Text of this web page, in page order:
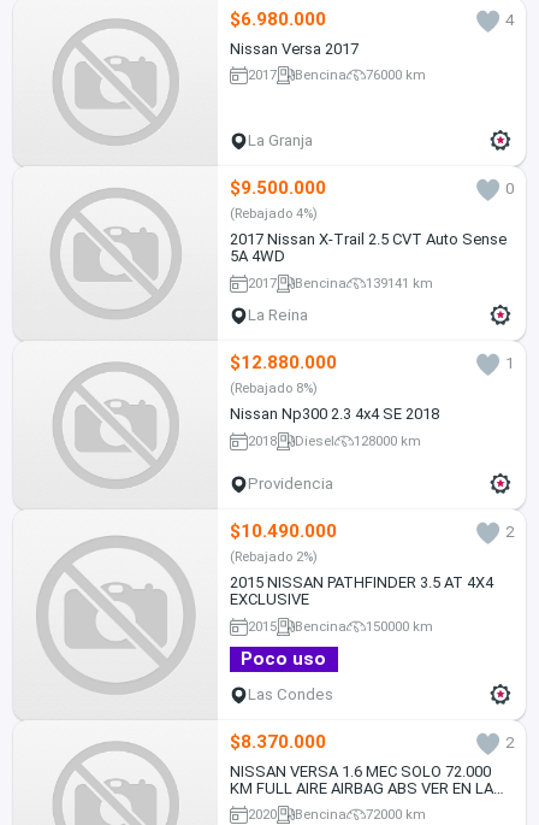
$6.980.000
4
Nissan Versa 2017
2017 Bencina 76000 km
La Granja
$9.500.000 0
(Rebajado 4%)
2017 Nissan X-Trail 2.5 CVT Auto Sense
5A 4WD
2017 Bencina 139141 km
La Reina
$12.880.000 1
(Rebajado 8%)
Nissan Np300 2.3 4x4 SE 2018
2018 Diesel 128000 km
Providencia
$10.490.000 2
(Rebajado 2%)
2015 NISSAN PATHFINDER 3.5 AT 4X4
EXCLUSIVE
2015 Bencina 150000 km
Poco uso
Las Condes
$8.370.000
2
NISSAN VERSA 1.6 MEC SOLO 72.000
KM FULL AIRE AIRBAG ABS VER EN LAS
CONDES 2020
2020 Bencina 72000 km